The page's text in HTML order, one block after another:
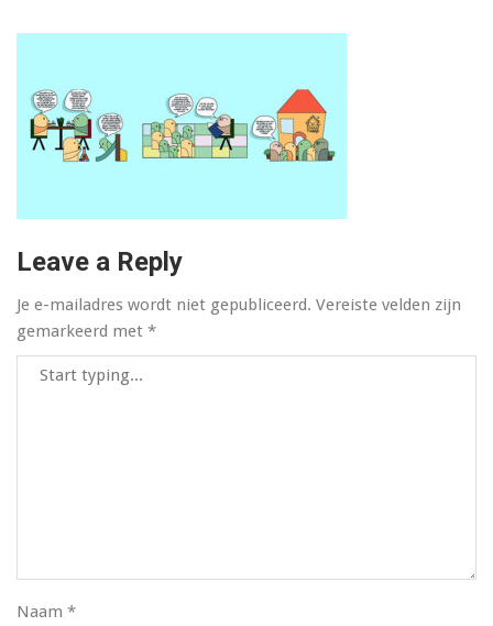
Leave a Reply
Je e-mailadres wordt niet gepubliceerd. Vereiste velden zijn
gemarkeerd met *
Naam *